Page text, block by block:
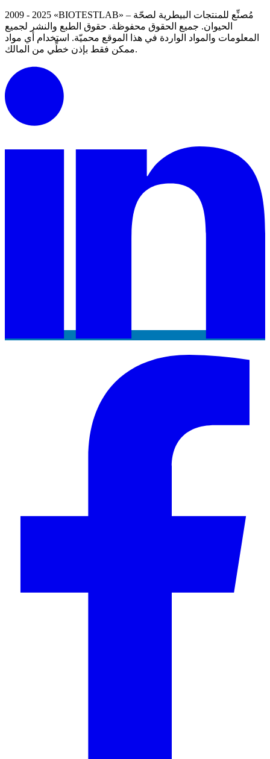
2009 - 2025 «BIOTESTLAB» – مُصنِّع للمنتجات البيطرية لصحّة
الحيوان. جميع الحقوق محفوظة. حقوق الطبع والنشر لجميع
المعلومات والمواد الواردة في هذا الموقع محميّة. استخدام أي مواد
ممكن فقط بإذن خطِّي من المالك.